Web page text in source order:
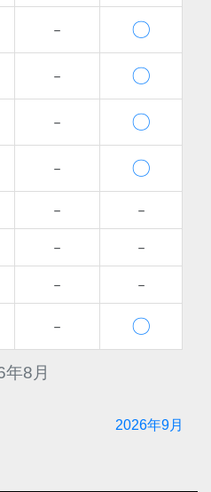
年8月
－ 〇
－ 〇
－ 〇
－ 〇
－ －
－ －
－ －
－ 〇
2026年9月